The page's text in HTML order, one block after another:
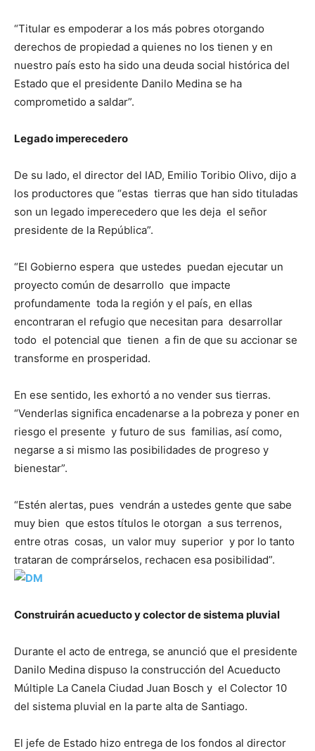
“Titular es empoderar a los más pobres otorgando
derechos de propiedad a quienes no los tienen y en
nuestro país esto ha sido una deuda social histórica del
Estado que el presidente Danilo Medina se ha
comprometido a saldar”.
Legado imperecedero
De su lado, el director del IAD, Emilio Toribio Olivo, dijo a
los productores que “estas tierras que han sido tituladas
son un legado imperecedero que les deja el señor
presidente de la República”.
“El Gobierno espera que ustedes puedan ejecutar un
proyecto común de desarrollo que impacte
profundamente toda la región y el país, en ellas
encontraran el refugio que necesitan para desarrollar
todo el potencial que tienen a fin de que su accionar se
transforme en prosperidad.
En ese sentido, les exhortó a no vender sus tierras.
“Venderlas significa encadenarse a la pobreza y poner en
riesgo el presente y futuro de sus familias, así como,
negarse a si mismo las posibilidades de progreso y
bienestar”.
“Estén alertas, pues vendrán a ustedes gente que sabe
muy bien que estos títulos le otorgan a sus terrenos,
entre otras cosas, un valor muy superior y por lo tanto
trataran de comprárselos, rechacen esa posibilidad”.
Construirán acueducto y colector de sistema pluvial
Durante el acto de entrega, se anunció que el presidente
Danilo Medina dispuso la construcción del Acueducto
Múltiple La Canela Ciudad Juan Bosch y el Colector 10
del sistema pluvial en la parte alta de Santiago.
El jefe de Estado hizo entrega de los fondos al director